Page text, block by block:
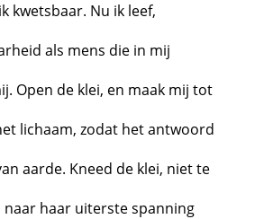
kwetsbaar. Nu ik leef,
als mens die in mij
Open de klei, en maak mij tot
lichaam, zodat het antwoord
aarde. Kneed de klei, niet te
haar uiterste spanning